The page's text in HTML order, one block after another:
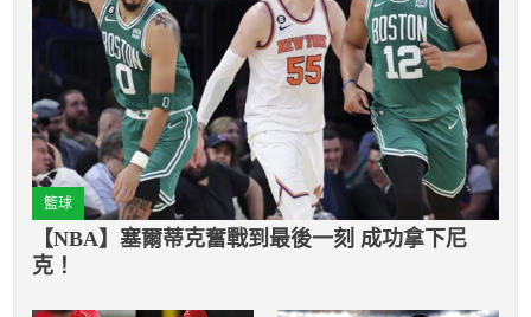
籃球
【NBA】塞爾蒂克奮戰到最後一刻 成功拿下尼
克！